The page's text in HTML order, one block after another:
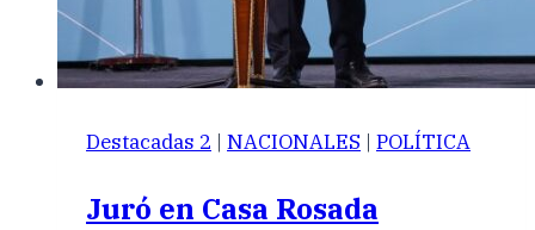
Destacadas 2 | NACIONALES | POLÍTICA
Juró en Casa Rosada